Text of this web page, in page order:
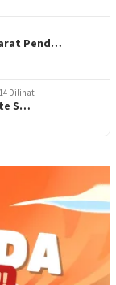
Pend…
Dilihat
S…